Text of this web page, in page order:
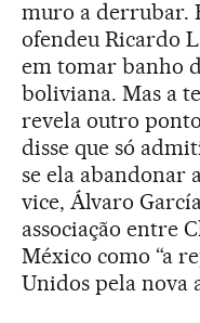
muro a derrubar.
ofendeu Ricardo
em tomar banho
boliviana. Mas a
revela outro
disse que só
se ela abandonar
vice, Álvaro
associação entre
México como “a
Unidos pela nova